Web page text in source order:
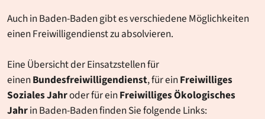
Auch in Baden-Baden gibt es verschiedene Möglichkeiten
einen Freiwilligendienst zu absolvieren.
Eine Übersicht der Einsatzstellen für
einenBundesfreiwilligendienst, für einFreiwilliges
Soziales Jahroder für einFreiwilliges Ökologisches
Jahrin Baden-Baden finden Sie folgende Links: